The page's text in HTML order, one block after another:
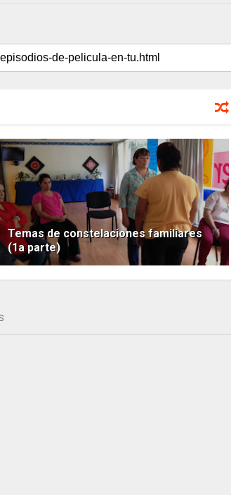
Temas de constelaciones familiares
(1a parte)